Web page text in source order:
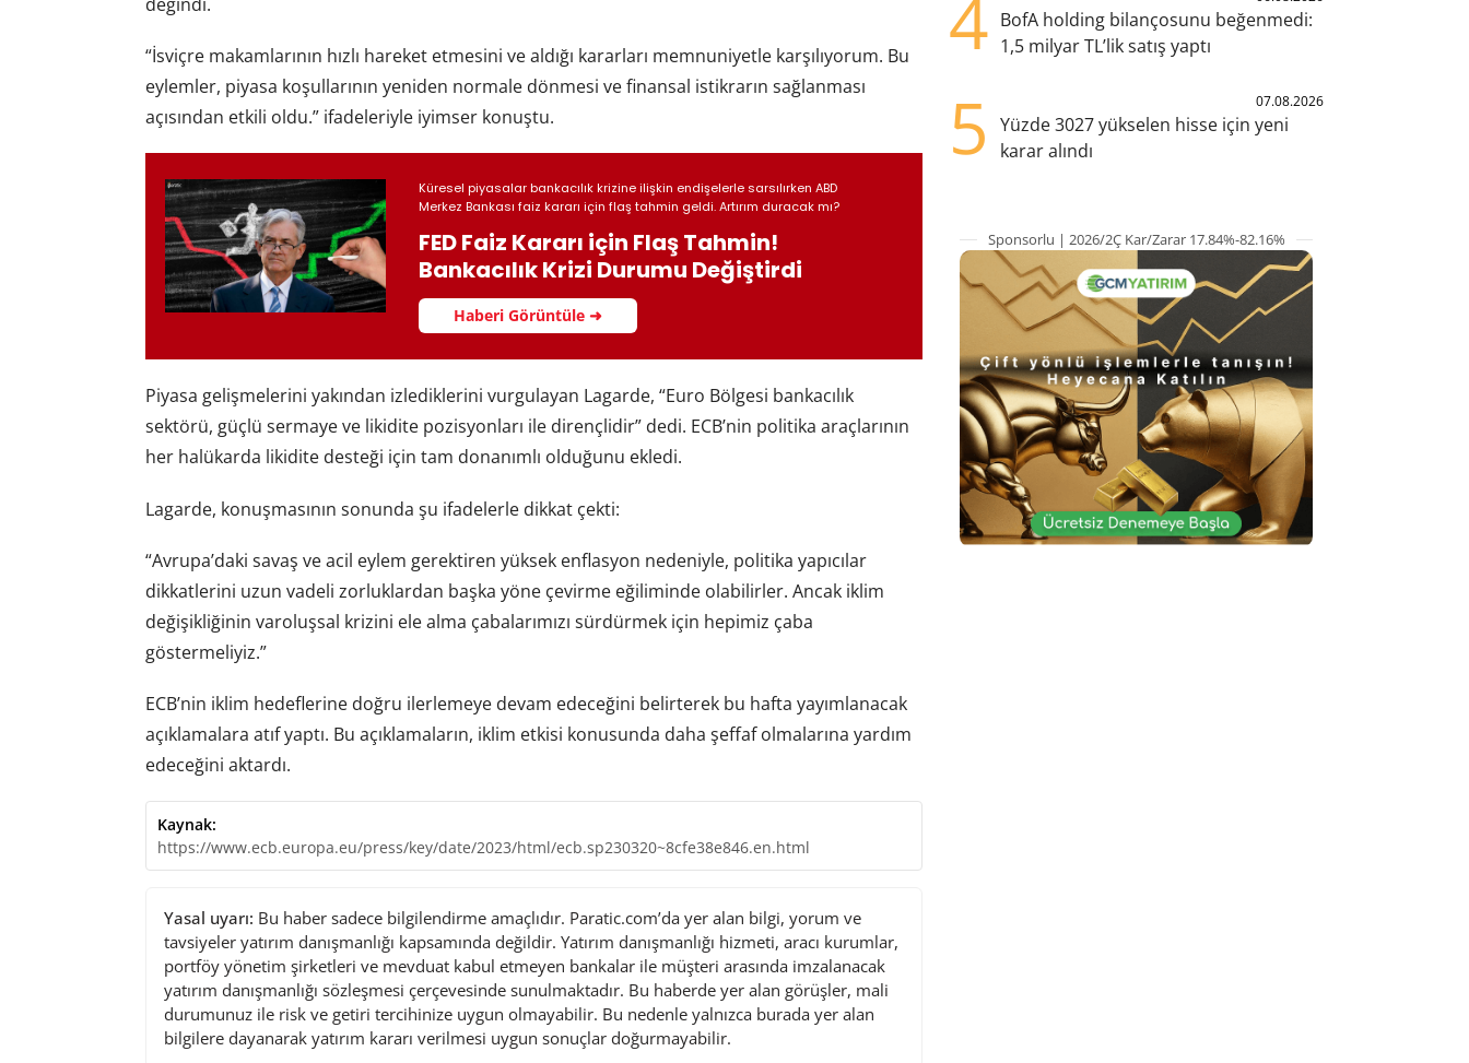
“İsviçre makamlarının hızlı hareket etmesini ve aldığı kararları memnuniyetle karşılıyorum. Bu
eylemler, piyasa koşullarının yeniden normale dönmesi ve finansal istikrarın sağlanması
açısından etkili oldu.” ifadeleriyle iyimser konuştu.
Küresel piyasalar bankacılık krizine ilişkin endişelerle sarsılırken ABD
Merkez Bankası faiz kararı için flaş tahmin geldi. Artırım duracak mı?
FED Faiz Kararı için Flaş Tahmin!
Bankacılık Krizi Durumu Değiştirdi
Haberi Görüntüle ➜
Piyasa gelişmelerini yakından izlediklerini vurgulayan Lagarde, “Euro Bölgesi bankacılık
sektörü, güçlü sermaye ve likidite pozisyonları ile dirençlidir” dedi. ECB’nin politika araçlarının
her halükarda likidite desteği için tam donanımlı olduğunu ekledi.
Lagarde, konuşmasının sonunda şu ifadelerle dikkat çekti:
“Avrupa’daki savaş ve acil eylem gerektiren yüksek enflasyon nedeniyle, politika yapıcılar
dikkatlerini uzun vadeli zorluklardan başka yöne çevirme eğiliminde olabilirler. Ancak iklim
değişikliğinin varoluşsal krizini ele alma çabalarımızı sürdürmek için hepimiz çaba
göstermeliyiz.”
ECB’nin iklim hedeflerine doğru ilerlemeye devam edeceğini belirterek bu hafta yayımlanacak
açıklamalara atıf yaptı. Bu açıklamaların, iklim etkisi konusunda daha şeffaf olmalarına yardım
edeceğini aktardı.
Kaynak:
https://www.ecb.europa.eu/press/key/date/2023/html/ecb.sp230320~8cfe38e846.en.html
Yasal uyarı: Bu haber sadece bilgilendirme amaçlıdır. Paratic.com’da yer alan bilgi, yorum ve
tavsiyeler yatırım danışmanlığı kapsamında değildir. Yatırım danışmanlığı hizmeti, aracı kurumlar,
portföy yönetim şirketleri ve mevduat kabul etmeyen bankalar ile müşteri arasında imzalanacak
yatırım danışmanlığı sözleşmesi çerçevesinde sunulmaktadır. Bu haberde yer alan görüşler, mali
durumunuz ile risk ve getiri tercihinize uygun olmayabilir. Bu nedenle yalnızca burada yer alan
bilgilere dayanarak yatırım kararı verilmesi uygun sonuçlar doğurmayabilir.
4 BofA holding bilançosunu beğenmedi:
1,5 milyar TL’lik satış yaptı
5 07.08.2026
Yüzde 3027 yükselen hisse için yeni
karar alındı
Sponsorlu | 2026/2Ç Kar/Zarar 17.84%-82.16%